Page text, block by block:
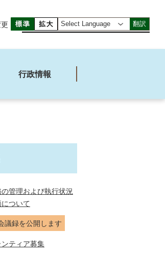
翻訳
行政情報
管理および執行状況
ついて
議録を公開します
ティア募集